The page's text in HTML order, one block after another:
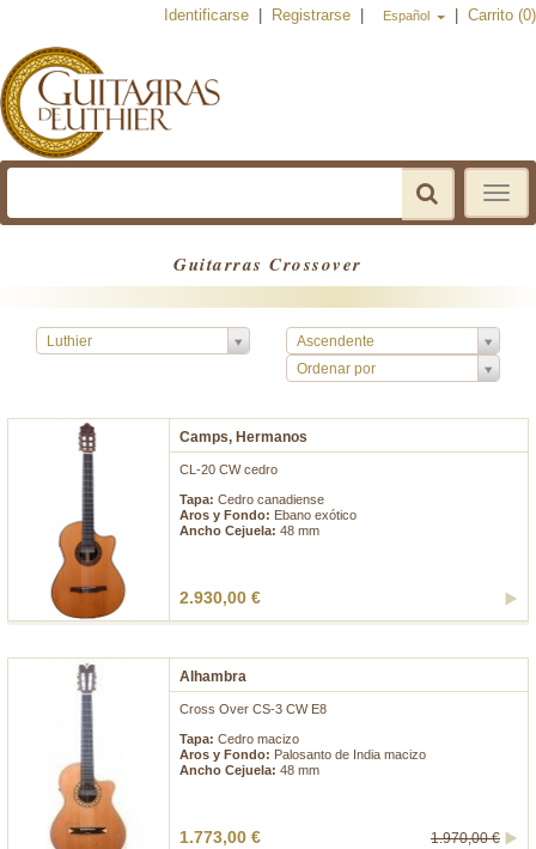
Identificarse Registrarse Español Carrito (0)
Toggle
Guitarras Crossover
Luthier
Ascendente
Ordenar por
Camps, Hermanos
CL-20 CW cedro
Tapa: Cedro canadiense
Aros y Fondo: Ebano exótico
Ancho Cejuela: 48 mm
2.930,00 €
Alhambra
Cross Over CS-3 CW E8
Tapa: Cedro macizo
Aros y Fondo: Palosanto de India macizo
Ancho Cejuela: 48 mm
1.970,00 €
1.773,00 €